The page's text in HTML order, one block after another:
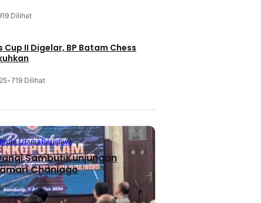
Dilihat
Cup II Digelar, BP Batam Chess
•719 Dilihat
UtamaPeristiwa
Sambut Kunjungan
Chaniago